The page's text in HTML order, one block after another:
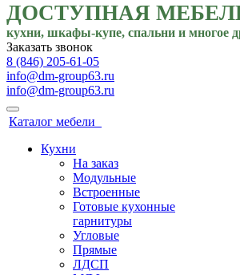
ДОСТУПНАЯ
кухни, шкафы-купе, спальни и многое
Заказать звонок
8 (846) 205-61-05
info@dm-group63.ru
info@dm-group63.ru
Каталог мебели
Кухни
На заказ
Модульные
Встроенные
Готовые кухонные
гарнитуры
Угловые
Прямые
ЛДСП